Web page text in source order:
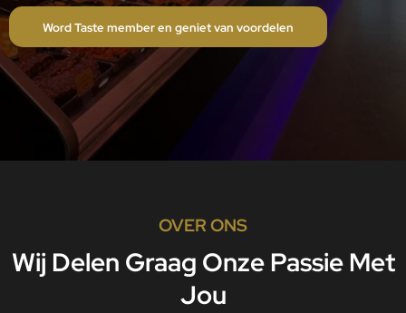
Word Taste member en geniet van voordelen
OVER ONS
Wij Delen Graag Onze Passie Met
Jou